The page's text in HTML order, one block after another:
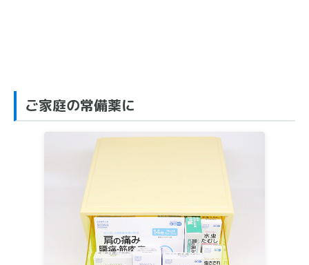
ご家庭の常備薬に